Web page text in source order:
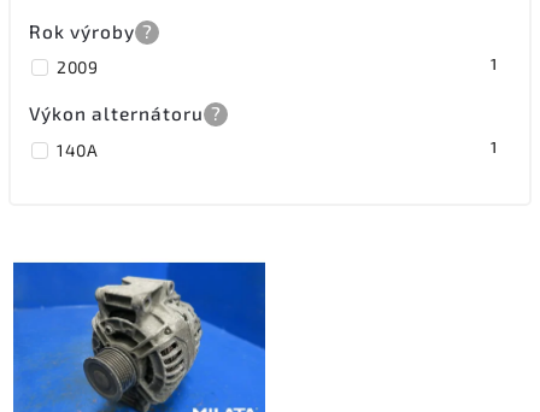
Rok výroby ?
2009 1
Výkon alternátoru ?
140A 1